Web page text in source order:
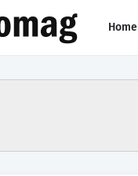
Home